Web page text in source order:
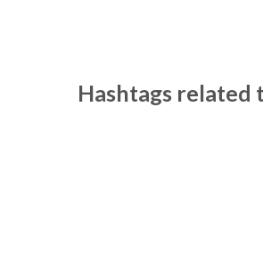
Hashtags related